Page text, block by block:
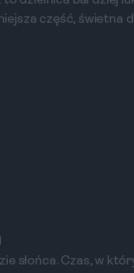
część, świetna
słońca. Czas, w